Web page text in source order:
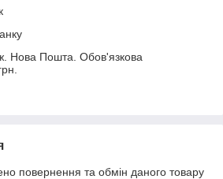
Нова Пошта. Обов'язкова
повернення та обмін даного товару